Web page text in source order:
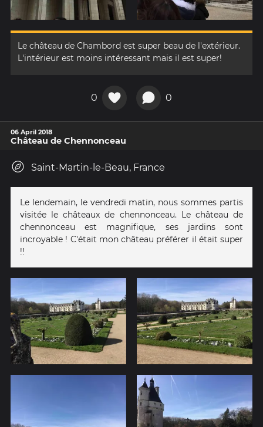
Le château de Chambord est super beau de l'extérieur.
L'intérieur est moins intéressant mais il est super!
0 0
06 April 2018
Château de Chennonceau
Saint-Martin-le-Beau, France
Le lendemain, le vendredi matin, nous sommes partis
visitée le châteaux de chennonceau. Le château de
chennonceau est magnifique, ses jardins sont
incroyable ! C'était mon château préférer il était super
!!